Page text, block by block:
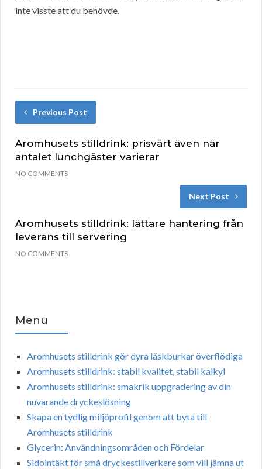
inte visste att du behövde.
Previous Post
Aromhusets stilldrink: prisvärt även när
antalet lunchgäster varierar
NO COMMENTS
Next Post
Aromhusets stilldrink: lättare hantering från
leverans till servering
NO COMMENTS
Menu
Aromhusets stilldrink gör dyra läskburkar överflödiga
Aromhusets stilldrink: stabil kvalitet, stabil kalkyl
Aromhusets stilldrink: smakrik uppgradering av din
nuvarande dryckeslösning
Skapa en tydlig miljöprofil genom att byta till
Aromhusets stilldrink
Glycerin: Användningsområden och Fördelar
Sidointäkt för små dryckestillverkare som vill jämna ut